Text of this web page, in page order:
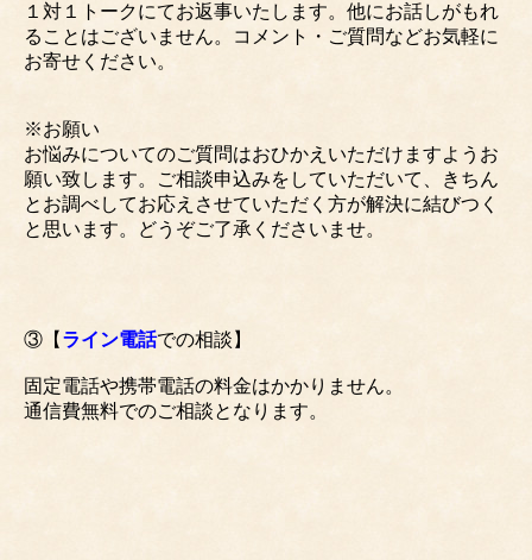
１対１トークにてお返事いたします。他にお話しがもれ
ることはございません。コメント・ご質問などお気軽に
お寄せください。
※お願い
お悩みについてのご質問はおひかえいただけますようお
願い致します。ご相談申込みをしていただいて、きちん
とお調べしてお応えさせていただく方が解決に結びつく
と思います。どうぞご了承くださいませ。
③【 ライン電話での相談】
固定電話や携帯電話の料金はかかりません。
通信費無料でのご相談となります。